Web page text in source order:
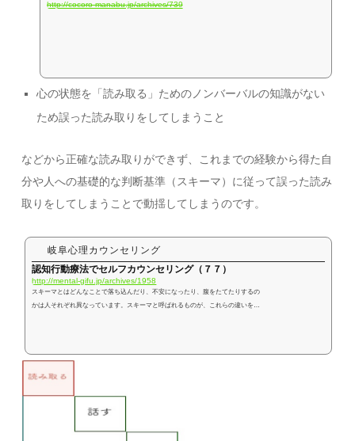
http://cocoro-manabu.jp/archives/739
心の状態を「読み取る」ためのノンバーバルの知識がない
ため誤った読み取りをしてしまうこと
などから正確な読み取りができず、これまでの経験から得た自
分や人への基礎的な判断基準（スキーマ）に従って誤った読み
取りをしてしまうことで動揺してしまうのです。
岐阜心理カウンセリング
認知行動療法でセルフカウンセリング（７７）
http://mental-gifu.jp/archives/1958
スキーマとはどんなことで落ち込んだり、不安になったり、腹をたてたりするの
かは人それぞれ異なっています。スキーマと呼ばれるものが、これらの違いを生
景には、それを作り出す基礎基準があるということです。この基礎基...